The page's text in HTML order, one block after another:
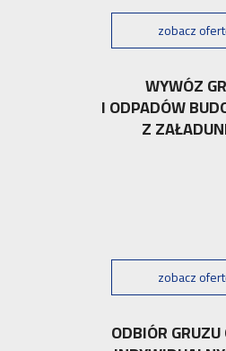
zobacz
WYWÓZ
I ODPADÓW
Z
zobacz
ODBIÓR